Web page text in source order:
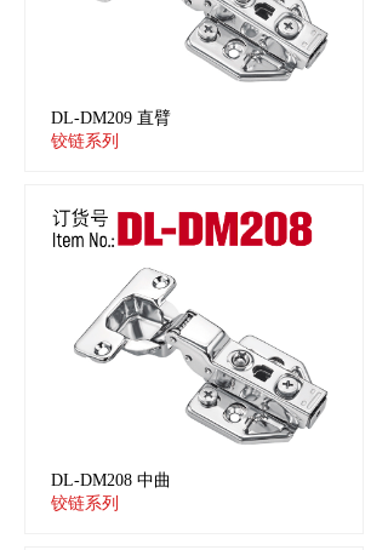
DL-DM209 直臂
铰链系列
DL-DM208 中曲
铰链系列